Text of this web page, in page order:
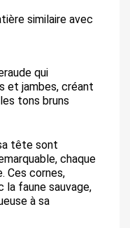
similaire avec
qui
et jambes, créant
tons bruns
tête sont
chaque
Ces cornes,
la faune sauvage,
à sa